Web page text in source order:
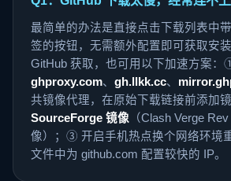
最简单的办法是直接点击下载列表中带
签的按钮，无需额外配置即可获取安
GitHub 获取，也可用以下加速方案：
ghproxy.com、 gh.llkk.cc、
共镜像代理，在原始下载链接前添加
SourceForge 镜像 （Clash Verge
像）；③ 开启手机热点换个网络环境
文件中为 github.com 配置较快的 IP。